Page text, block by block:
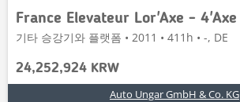
기타 승강기와 플랫폼 • 2011 • 411h • -, DE
24,252,924 KRW
Auto Ungar GmbH & Co. KG